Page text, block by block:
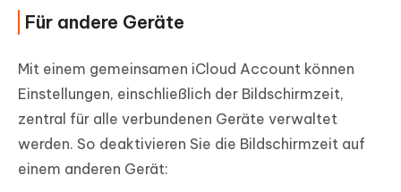
Für andere Geräte
Mit einem gemeinsamen iCloud Account können
Einstellungen, einschließlich der Bildschirmzeit,
zentral für alle verbundenen Geräte verwaltet
werden. So deaktivieren Sie die Bildschirmzeit auf
einem anderen Gerät: